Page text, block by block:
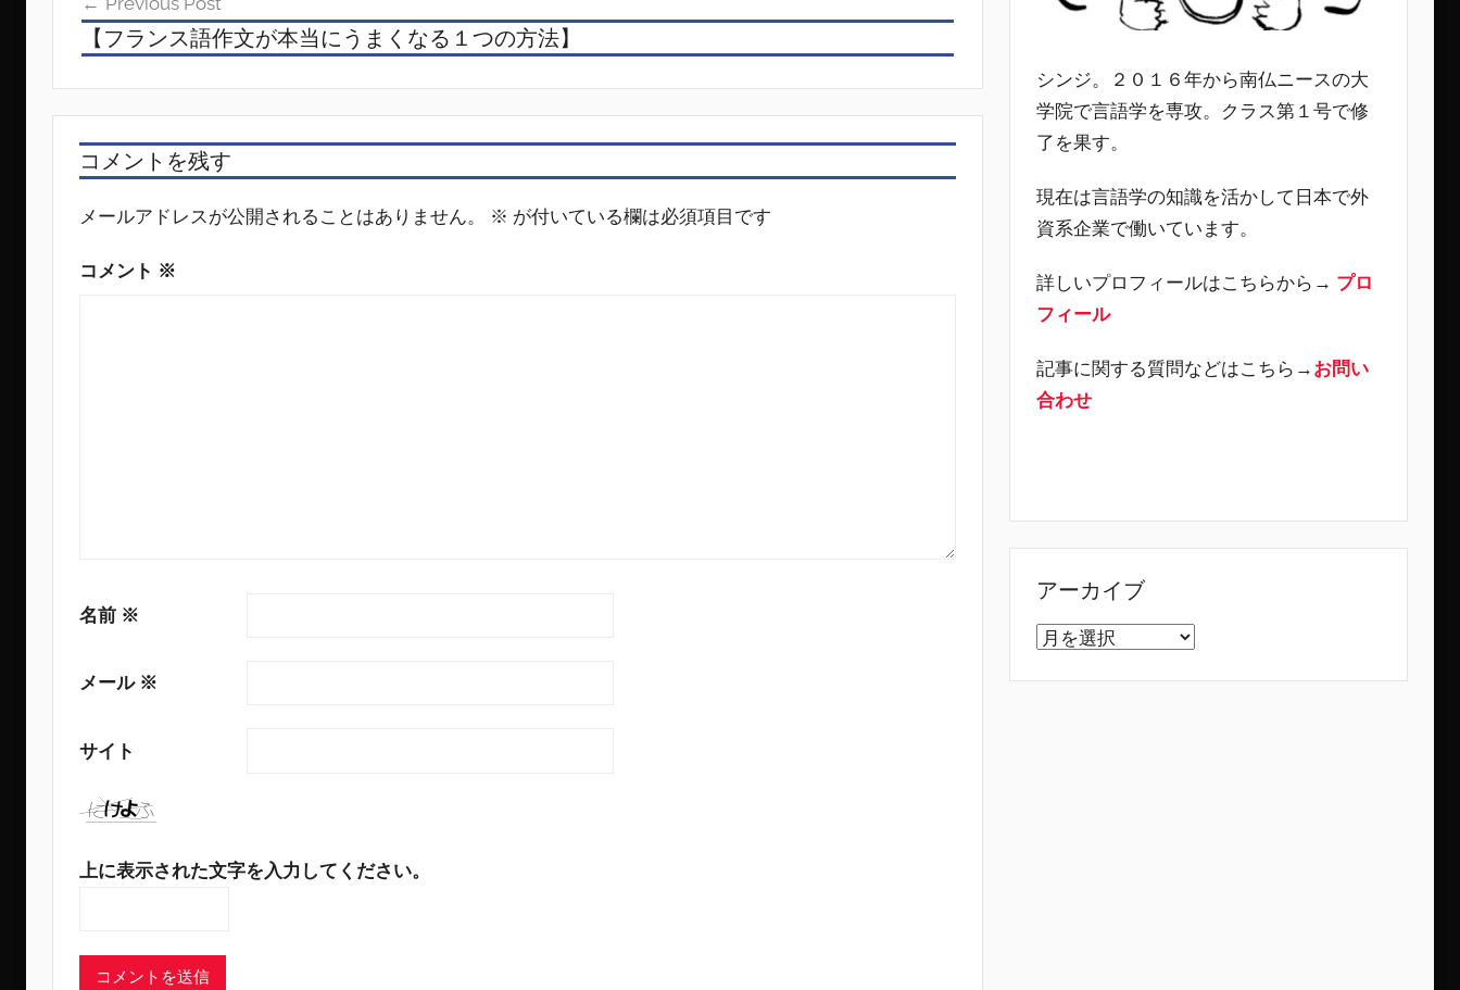
ビ
ゲ
【フランス語作文が本当にうまくなる１つの方法】
コメントを残す
メールアドレスが公開されることはありません。 ※ が付いている欄は必須項目です
コメント ※
名前 ※
メール ※
サイト
上に表示された文字を入力してください。
シンジ。２０１６年から南仏ニースの大
学院で言語学を専攻。クラス第１号で修
了を果す。
現在は言語学の知識を活かして日本で外
資系企業で働いています。
詳しいプロフィールはこちらから→ プロ
フィール
記事に関する質問などはこちら→ お問い
合わせ
アーカイブ
ア